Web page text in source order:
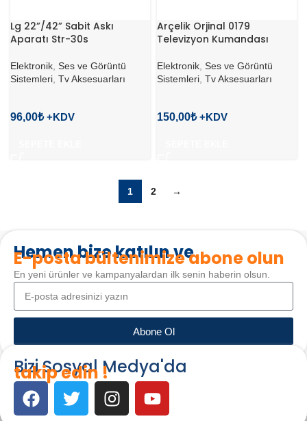
Lg 22”/42” Sabit Askı
Aparatı Str-30s
Elektronik Ses ve Görüntü
Sistemleri Tv Aksesuarları
96,00₺
Arçelik Orjinal 0179
Televizyon Kumandası
Elektronik Ses ve Görüntü
Sistemleri Tv Aksesuarları
150,00₺
1 2 →
Hemen bize katılın ve
E-posta bültenimize abone olun
En yeni ürünler ve kampanyalardan ilk senin haberin olsun.
Abone Ol
Bizi Sosyal Medya'da
takip edin !